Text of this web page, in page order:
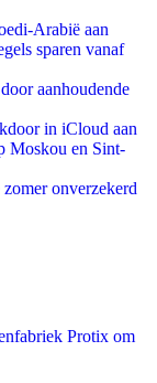
Arabië aan
sparen vanaf
aanhoudende
in iCloud aan
Moskou en Sint-
onverzekerd
Protix om